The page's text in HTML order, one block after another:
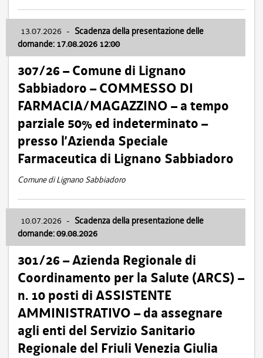
13.07.2026 - Scadenza della presentazione delle
domande: 17.08.2026 12:00
307/26 – Comune di Lignano
Sabbiadoro – COMMESSO DI
FARMACIA/MAGAZZINO – a tempo
parziale 50% ed indeterminato –
presso l’Azienda Speciale
Farmaceutica di Lignano Sabbiadoro
Comune di Lignano Sabbiadoro
10.07.2026 - Scadenza della presentazione delle
domande: 09.08.2026
301/26 – Azienda Regionale di
Coordinamento per la Salute (ARCS) –
n. 10 posti di ASSISTENTE
AMMINISTRATIVO – da assegnare
agli enti del Servizio Sanitario
Regionale del Friuli Venezia Giulia